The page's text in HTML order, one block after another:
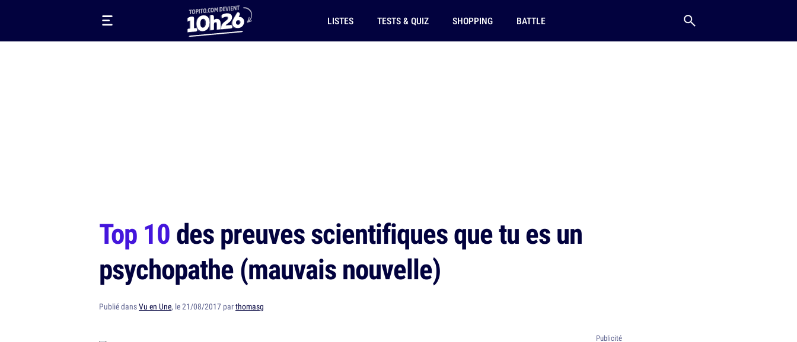
LISTES TESTS & QUIZ SHOPPING BATTLE
Top 10des preuves scientifiques que tu es un
psychopathe (mauvais nouvelle)
Publié dansVu en Une, le 21/08/2017 parthomasg